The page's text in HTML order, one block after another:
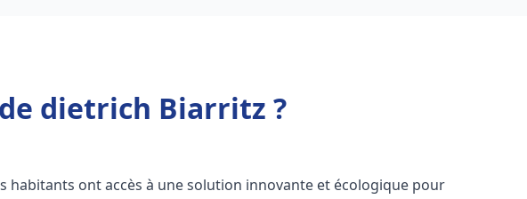
dietrich Biarritz ?
habitants ont accès à une solution innovante et écologique pour